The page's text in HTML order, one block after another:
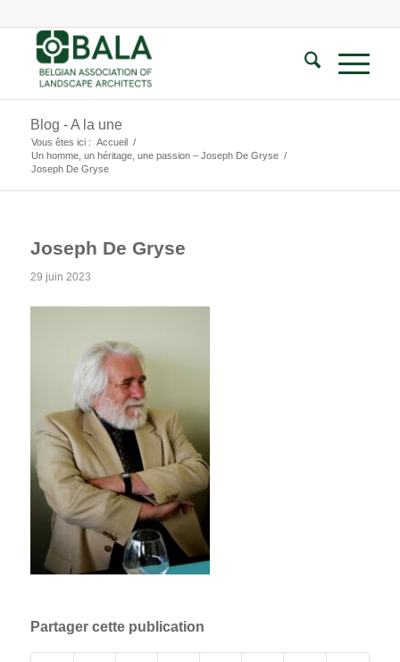
Blog - A la une
Vous êtes ici : Accueil /
Un homme, un héritage, une passion – Joseph De Gryse /
Joseph De Gryse
Joseph De Gryse
29 juin 2023
Partager cette publication